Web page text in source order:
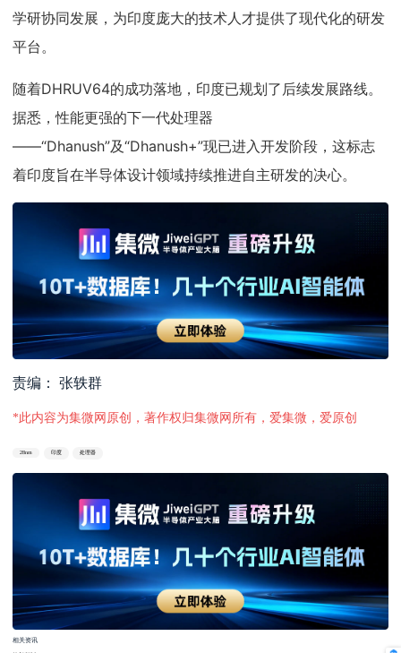
学研协同发展，为印度庞大的技术人才提供了现代化的研发
平台。
随着DHRUV64的成功落地，印度已规划了后续发展路线。
据悉，性能更强的下一代处理器
——“Dhanush”及“Dhanush+”现已进入开发阶段，这标志
着印度旨在半导体设计领域持续推进自主研发的决心。
责编： 张轶群
*此内容为集微网原创，著作权归集微网所有，爱集微，爱原创
28nm 印度 处理器
相关资讯